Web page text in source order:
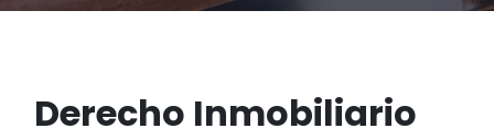
Derecho Inmobiliario